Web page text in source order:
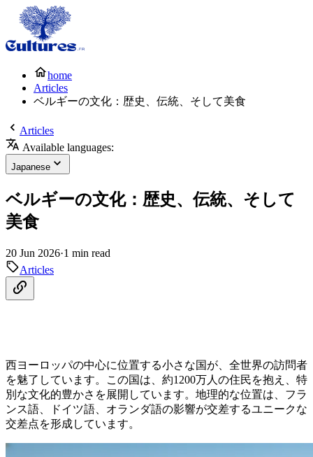
home
Articles
ベルギーの文化：歴史、伝統、そして美食
Articles
Available languages:
Japanese
ベルギーの文化：歴史、伝統、そして
美食
20 Jun 2026·1 min read
Articles
西ヨーロッパの中心に位置する小さな国が、全世界の訪問者
を魅了しています。この国は、約1200万人の住民を抱え、特
別な文化的豊かさを展開しています。地理的な位置は、フラ
ンス語、ドイツ語、オランダ語の影響が交差するユニークな
交差点を形成しています。